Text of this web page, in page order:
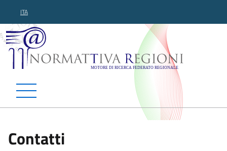
ITA
Normattiva Regioni -
Contatti